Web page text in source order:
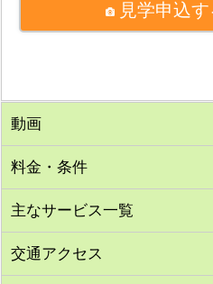
見学申込す
動画
料金・条件
主なサービス一覧
交通アクセス